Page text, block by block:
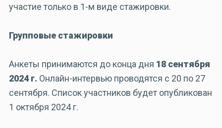
участие только в 1-м виде стажировки.
Групповые стажировки
Анкеты принимаются до конца дня 18 сентября
2024 г. Онлайн-интервью проводятся с 20 по 27
сентября. Список участников будет опубликован
1 октября 2024 г.